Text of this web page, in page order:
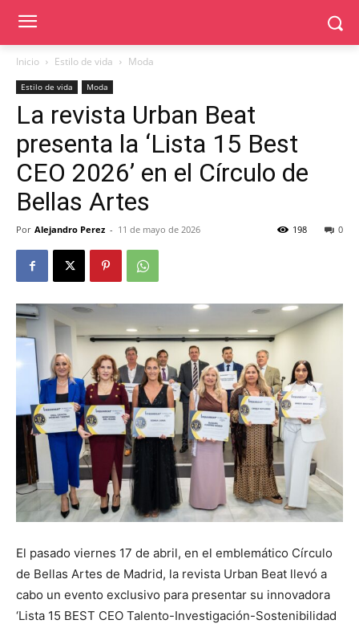
Inicio Estilo de vida Moda
Estilo de vida Moda
La revista Urban Beat
presenta la ‘Lista 15 Best
CEO 2026’ en el Círculo de
Bellas Artes
Por Alejandro Perez - 11 de mayo de 2026 0
198
El pasado viernes 17 de abril, en el emblemático Círculo
de Bellas Artes de Madrid, la revista Urban Beat llevó a
cabo un evento exclusivo para presentar su innovadora
‘Lista 15 BEST CEO Talento-Investigación-Sostenibilidad